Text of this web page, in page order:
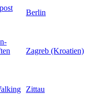
Berlin
Zagreb (Kroatien)
Zittau